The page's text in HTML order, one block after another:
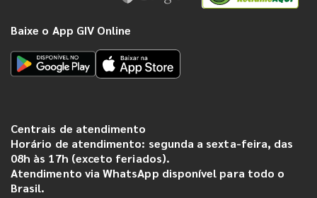
Baixe o App GIV Online
Centrais de atendimento
Horário de atendimento: segunda a sexta-feira, das
08h às 17h (exceto feriados).
Atendimento via WhatsApp disponível para todo o
Brasil.